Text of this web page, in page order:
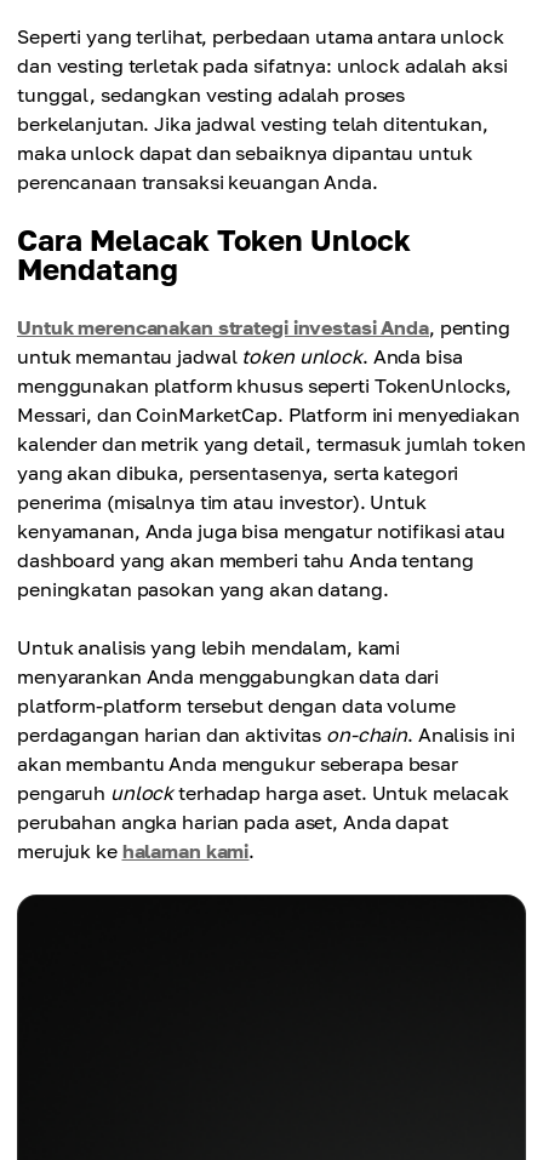
Vesting
Mengatur pasokan dengan penyebaran
unlock
dalam jangka waktu tertentu.
Mencegah penjualan langsung, menstabilkan
harga.
Vesting
Menyelaraskan insentif dalam jangka panjang.
Seperti yang terlihat, perbedaan utama antara unlock
dan vesting terletak pada sifatnya: unlock adalah aksi
tunggal, sedangkan vesting adalah proses
berkelanjutan. Jika jadwal vesting telah ditentukan,
maka unlock dapat dan sebaiknya dipantau untuk
perencanaan transaksi keuangan Anda.
Cara Melacak Token Unlock
Mendatang
Untuk merencanakan strategi investasi Anda, penting
untuk memantau jadwal token unlock. Anda bisa
menggunakan platform khusus seperti TokenUnlocks,
Messari, dan CoinMarketCap. Platform ini menyediakan
kalender dan metrik yang detail, termasuk jumlah token
yang akan dibuka, persentasenya, serta kategori
penerima (misalnya tim atau investor). Untuk
kenyamanan, Anda juga bisa mengatur notifikasi atau
dashboard yang akan memberi tahu Anda tentang
peningkatan pasokan yang akan datang.
Untuk analisis yang lebih mendalam, kami
menyarankan Anda menggabungkan data dari
platform-platform tersebut dengan data volume
perdagangan harian dan aktivitas on-chain. Analisis ini
akan membantu Anda mengukur seberapa besar
pengaruh unlockterhadap harga aset. Untuk melacak
perubahan angka harian pada aset, Anda dapat
merujuk ke halaman kami.